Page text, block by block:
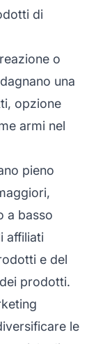
di
o
una
opzione
armi nel
pieno
a basso
affiliati
e del
prodotti.
le